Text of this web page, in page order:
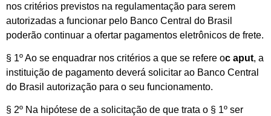
nos critérios previstos na regulamentação para serem
autorizadas a funcionar pelo Banco Central do Brasil
poderão continuar a ofertar pagamentos eletrônicos de frete.
§ 1º Ao se enquadrar nos critérios a que se refere oc aput, a
instituição de pagamento deverá solicitar ao Banco Central
do Brasil autorização para o seu funcionamento.
§ 2º Na hipótese de a solicitação de que trata o § 1º ser